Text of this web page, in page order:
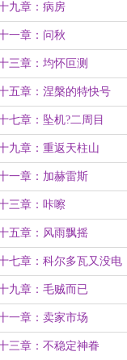
九章：病房
一章：问秋
三章：均怀叵测
五章：涅槃的特快号
七章：坠机?二周目
九章：重返天柱山
一章：加赫雷斯
三章：咔嚓
五章：风雨飘摇
七章：科尔多瓦又没电
九章：毛贼而已
一章：卖家市场
三章：不稳定神眷